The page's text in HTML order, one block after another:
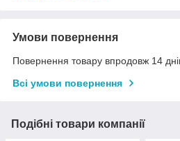
Умови повернення
Повернення товару впродовж 14
Всі умови повернення
Подібні товари компанії